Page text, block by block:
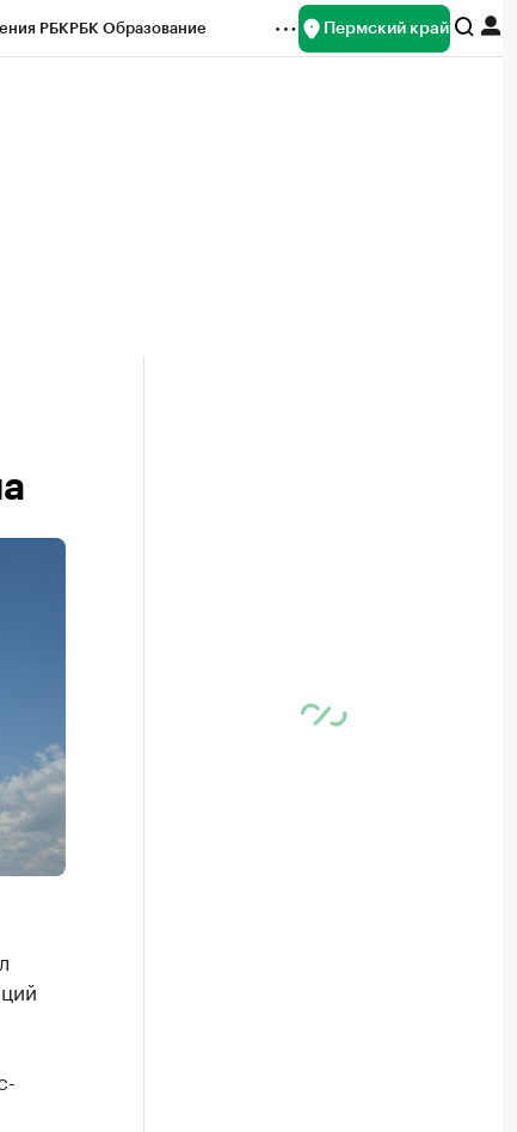
РБКРБК Образование Пермский край